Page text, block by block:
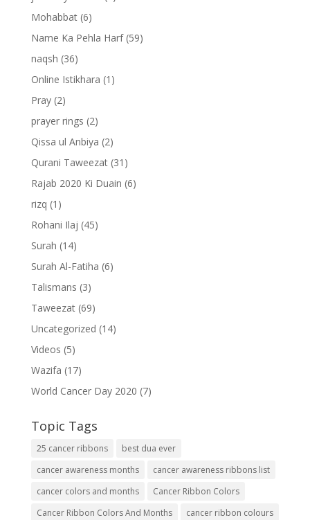
Mohabbat(6)
Name Ka Pehla Harf(59)
naqsh (36)
Online Istikhara (1)
Pray(2)
prayer rings (2)
Qissa ul Anbiya (2)
Qurani Taweezat(31)
Rajab 2020 Ki Duain (6)
rizq (1)
Rohani Ilaj (45)
Surah (14)
Surah Al-Fatiha (6)
Talismans (3)
Taweezat(69)
Uncategorized (14)
Videos (5)
Wazifa (17)
World Cancer Day 2020 (7)
Topic Tags
25 cancer ribbons
best dua ever
cancer awareness months
cancer awareness ribbons list
cancer colors and months
Cancer Ribbon Colors
Cancer Ribbon Colors And Months
cancer ribbon colours